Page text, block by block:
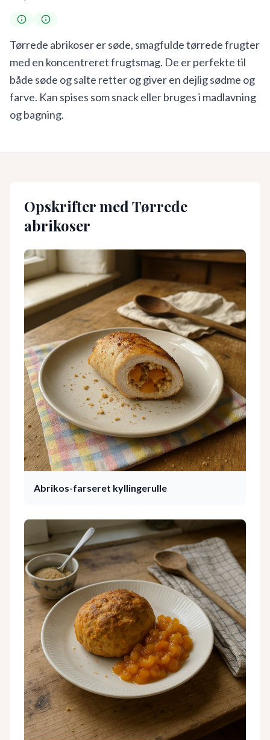
Tørrede abrikoser er søde, smagfulde tørrede frugter
med en koncentreret frugtsmag. De er perfekte til
både søde og salte retter og giver en dejlig sødme og
farve. Kan spises som snack eller bruges i madlavning
og bagning.
Opskrifter med Tørrede
abrikoser
Abrikos-farseret kyllingerulle